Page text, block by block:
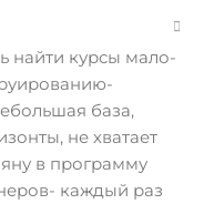
найти курсы мало-
база,
не хватает
в программу
каждый раз